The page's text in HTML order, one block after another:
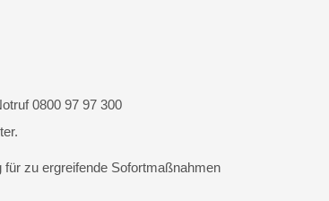
0800 97 97 300
zu ergreifende Sofortmaßnahmen